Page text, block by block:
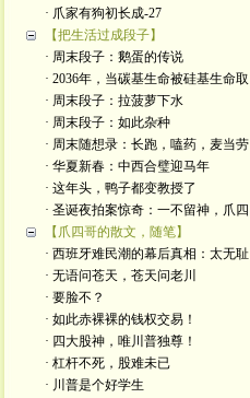
· 爪家有狗初长成-27
【把生活过成段子】
· 周末段子：鹅蛋的传说
· 2036年，当碳基生命被硅基生命取
· 周末段子：拉菠萝下水
· 周末段子：如此杂种
· 周末随想录：长跑，嗑药，麦当劳
· 华夏新春：中西合璧迎马年
· 这年头，鸭子都变教授了
· 圣诞夜拍案惊奇：一不留神，爪四
【爪四哥的散文，随笔】
· 西班牙难民潮的幕后真相：太无耻
· 无语问苍天，苍天问老川
· 要脸不？
· 如此赤裸裸的钱权交易！
· 四大股神，唯川普独尊！
· 杠杆不死，股难未已
· 川普是个好学生